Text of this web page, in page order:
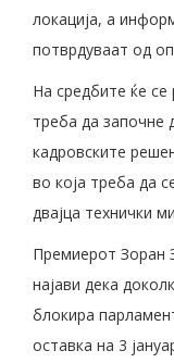
локација, а
потврдуваат од
На средбите ќе се
треба да започне
кадровските
во која треба да
двајца технички
Премиерот Зоран
најави дека
блокира
оставка на 3